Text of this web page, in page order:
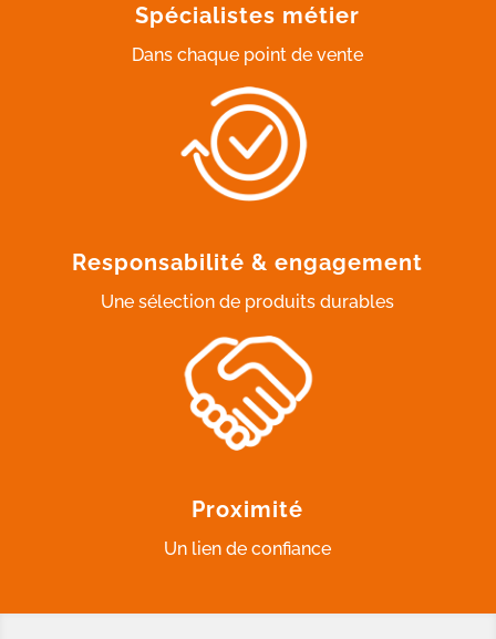
Spécialistes métier
Dans chaque point de vente
Responsabilité & engagement
Une sélection de produits durables
Proximité
Un lien de confiance